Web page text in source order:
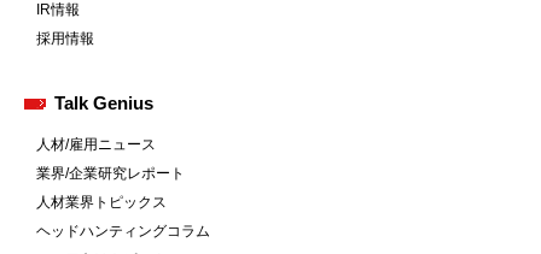
IR情報
採用情報
Talk Genius
人材/雇用ニュース
業界/企業研究レポート
人材業界トピックス
ヘッドハンティングコラム